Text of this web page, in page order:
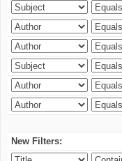
New Filters: